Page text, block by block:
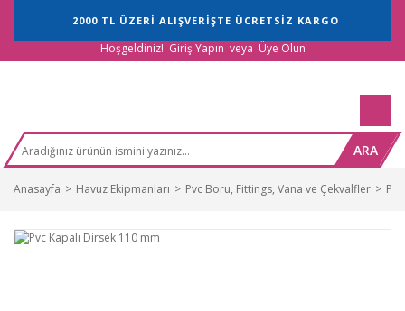
2000 TL ÜZERİ ALIŞVERİŞTE ÜCRETSİZ KARGO
Hoşgeldiniz! Giriş Yapın veya Üye Olun
ARA
Anasayfa Havuz Ekipmanları Pvc Boru, Fittings, Vana ve Çekvalfler